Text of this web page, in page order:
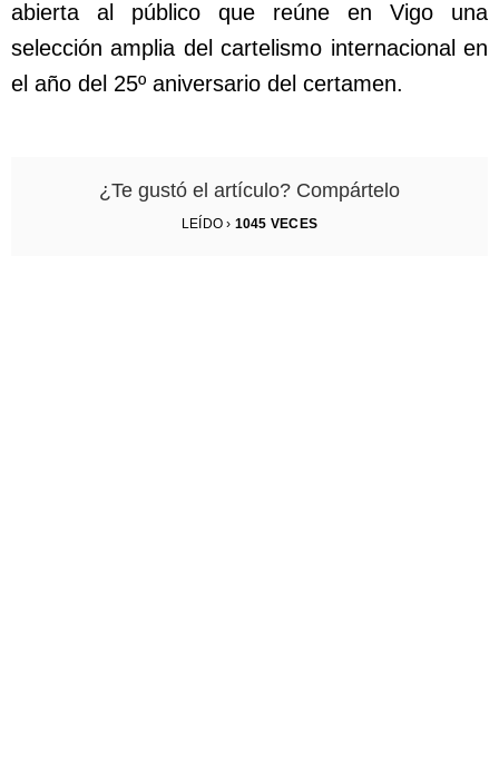
abierta al público que reúne en Vigo una
selección amplia del cartelismo internacional en
el año del 25º aniversario del certamen.
¿Te gustó el artículo? Compártelo
LEÍDO › 1045 VECES